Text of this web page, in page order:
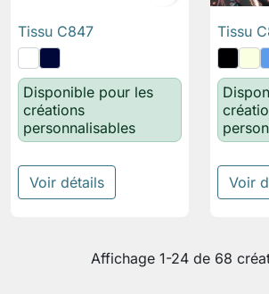
Tissu C847
Disponible pour les
créations
personnalisables
Voir détails
Tissu
Voir
Affichage 1-24 de 68